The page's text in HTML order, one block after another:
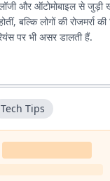
और ऑटोमोबाइल से
बल्कि लोगों की रोजमर्रा
पर भी असर डालती हैं.
Tech Tips